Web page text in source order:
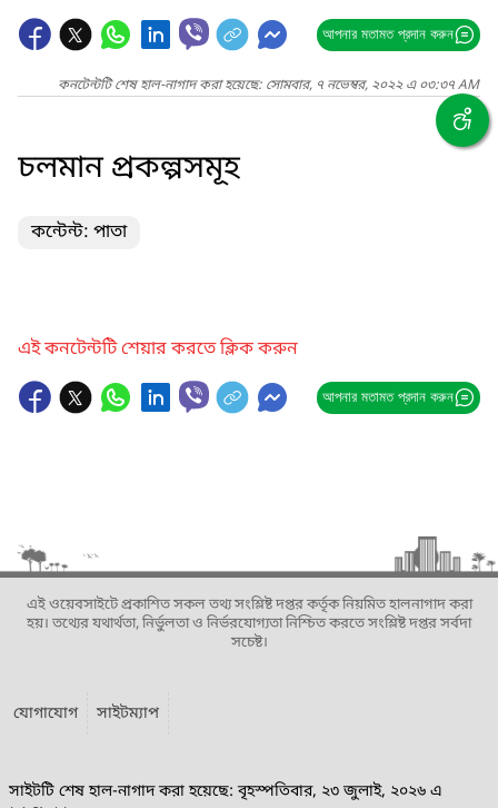
আপনার মতামত প্রদান করুন
কনটেন্টটি শেষ হাল-নাগাদ করা হয়েছে: সোমবার, ৭ নভেম্বর, ২০২২ এ ০৩:৩৭ AM
চলমান প্রকল্পসমূহ
কন্টেন্ট: পাতা
এই কনটেন্টটি শেয়ার করতে ক্লিক করুন
আপনার মতামত প্রদান করুন
এই ওয়েবসাইটে প্রকাশিত সকল তথ্য সংশ্লিষ্ট দপ্তর কর্তৃক নিয়মিত হালনাগাদ করা
হয়। তথ্যের যথার্থতা, নির্ভুলতা ও নির্ভরযোগ্যতা নিশ্চিত করতে সংশ্লিষ্ট দপ্তর সর্বদা
সচেষ্ট।
যোগাযোগ সাইটম্যাপ
সাইটটি শেষ হাল-নাগাদ করা হয়েছে: বৃহস্পতিবার, ২৩ জুলাই, ২০২৬ এ